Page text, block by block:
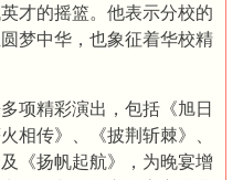
才的摇篮。他表示分校的
梦中华，也象征着华校精
项精彩演出，包括《旭日
相传》、《披荆斩棘》、
《扬帆起航》，为晚宴增